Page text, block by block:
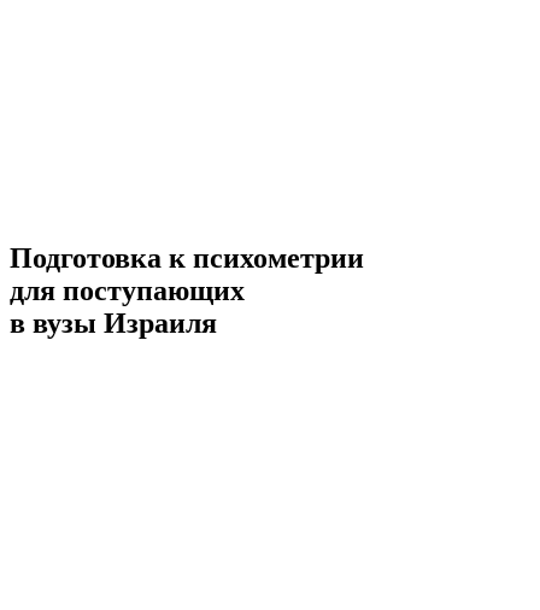
Подготовка к психометрии
для поступающих
в вузы Израиля